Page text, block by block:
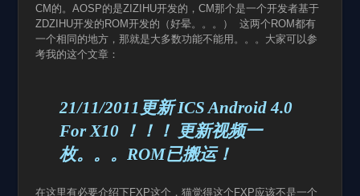
CM的。AOSP的是ZIZIHU开发的，CM那个是一个开发者基于
ZDZIHU开发的ROM开发的（好晕。。。） 这两个ROM都有
一个相同的地方，那就是大多数功能不能用。。。大家可以参
考我的这个文章：
21/11/2011更新 ICS Android 4.0
For X10 ！！！ 更新视频一
枚。。。ROM已搬运！
在这里有必要介绍下FXP这个，猫觉得这个FXP应该不是一个